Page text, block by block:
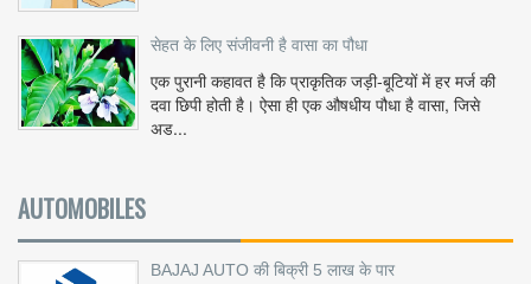
सेहत के लिए संजीवनी है वासा का पौधा
एक पुरानी कहावत है कि प्राकृतिक जड़ी-बूटियों में हर मर्ज की
दवा छिपी होती है। ऐसा ही एक औषधीय पौधा है वासा, जिसे
अड...
AUTOMOBILES
BAJAJ AUTO की बिक्री 5 लाख के पार